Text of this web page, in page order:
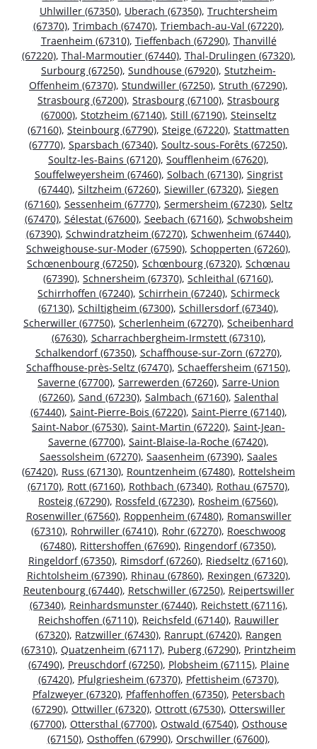
Uhlwiller (67350), Uberach (67350), Truchtersheim
(67370), Trimbach (67470), Triembach-au-Val (67220),
Traenheim (67310), Tieffenbach (67290), Thanvillé
(67220), Thal-Marmoutier (67440), Thal-Drulingen (67320),
Surbourg (67250), Sundhouse (67920), Stutzheim-
Offenheim (67370), Stundwiller (67250), Struth (67290),
Strasbourg (67200), Strasbourg (67100), Strasbourg
(67000), Stotzheim (67140), Still (67190), Steinseltz
(67160), Steinbourg (67790), Steige (67220), Stattmatten
(67770), Sparsbach (67340), Soultz-sous-Forêts (67250),
Soultz-les-Bains (67120), Soufflenheim (67620),
Souffelweyersheim (67460), Solbach (67130), Singrist
(67440), Siltzheim (67260), Siewiller (67320), Siegen
(67160), Sessenheim (67770), Sermersheim (67230), Seltz
(67470), Sélestat (67600), Seebach (67160), Schwobsheim
(67390), Schwindratzheim (67270), Schwenheim (67440),
Schweighouse-sur-Moder (67590), Schopperten (67260),
Schœnenbourg (67250), Schœnbourg (67320), Schœnau
(67390), Schnersheim (67370), Schleithal (67160),
Schirrhoffen (67240), Schirrhein (67240), Schirmeck
(67130), Schiltigheim (67300), Schillersdorf (67340),
Scherwiller (67750), Scherlenheim (67270), Scheibenhard
(67630), Scharrachbergheim-Irmstett (67310),
Schalkendorf (67350), Schaffhouse-sur-Zorn (67270),
Schaffhouse-près-Seltz (67470), Schaeffersheim (67150),
Saverne (67700), Sarrewerden (67260), Sarre-Union
(67260), Sand (67230), Salmbach (67160), Salenthal
(67440), Saint-Pierre-Bois (67220), Saint-Pierre (67140),
Saint-Nabor (67530), Saint-Martin (67220), Saint-Jean-
Saverne (67700), Saint-Blaise-la-Roche (67420),
Saessolsheim (67270), Saasenheim (67390), Saales
(67420), Russ (67130), Rountzenheim (67480), Rottelsheim
(67170), Rott (67160), Rothbach (67340), Rothau (67570),
Rosteig (67290), Rossfeld (67230), Rosheim (67560),
Rosenwiller (67560), Roppenheim (67480), Romanswiller
(67310), Rohrwiller (67410), Rohr (67270), Roeschwoog
(67480), Rittershoffen (67690), Ringendorf (67350),
Ringeldorf (67350), Rimsdorf (67260), Riedseltz (67160),
Richtolsheim (67390), Rhinau (67860), Rexingen (67320),
Reutenbourg (67440), Retschwiller (67250), Reipertswiller
(67340), Reinhardsmunster (67440), Reichstett (67116),
Reichshoffen (67110), Reichsfeld (67140), Rauwiller
(67320), Ratzwiller (67430), Ranrupt (67420), Rangen
(67310), Quatzenheim (67117), Puberg (67290), Printzheim
(67490), Preuschdorf (67250), Plobsheim (67115), Plaine
(67420), Pfulgriesheim (67370), Pfettisheim (67370),
Pfalzweyer (67320), Pfaffenhoffen (67350), Petersbach
(67290), Ottwiller (67320), Ottrott (67530), Otterswiller
(67700), Ottersthal (67700), Ostwald (67540), Osthouse
(67150), Osthoffen (67990), Orschwiller (67600),